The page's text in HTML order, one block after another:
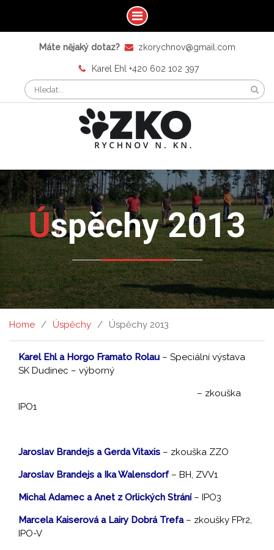
Máte nějaký dotaz? zkorychnov@gmail.com
Karel Ehl +420 602 102 397
Úspěchy 2013
Home Úspěchy Úspěchy 2013
Karel Ehl a Horgo Framato Rolau – Speciální výstava
SK Dudinec – výborný
– zkouška
IPO1
Jaroslav Brandejs a Gerda Vitaxis – zkouška ZZO
Jaroslav Brandejs a Ika Walensdorf – BH, ZVV1
Michal Adamec a Anet z Orlických Strání – IPO3
Marcela Kaiserová a Lairy Dobrá Trefa– zkoušky FPr2,
IPO-V